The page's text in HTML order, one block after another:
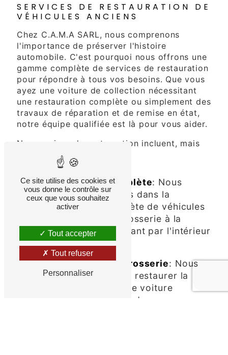
SERVICES DE RESTAURATION DE
VÉHICULES ANCIENS
Chez C.A.M.A SARL, nous comprenons
l'importance de préserver l'histoire
automobile. C'est pourquoi nous offrons une
gamme complète de services de restauration
pour répondre à tous vos besoins. Que vous
ayez une voiture de collection nécessitant
une restauration complète ou simplement des
travaux de réparation et de remise en état,
notre équipe qualifiée est là pour vous aider.
Nos services de restauration incluent, mais
ne se limitent pas à :
Restauration complète: Nous
sommes spécialisés dans la
restauration complète de véhicules
anciens, de la carrosserie à la
mécanique en passant par l'intérieur
à Bègles.
Réparation de Carrosserie: Nous
pouvons réparer et restaurer la
carrosserie de votre voiture
ancienne pour lui redonner son
Ce site utilise des cookies et
vous donne le contrôle sur
ceux que vous souhaitez
activer
Tout accepter
Tout refuser
Personnaliser